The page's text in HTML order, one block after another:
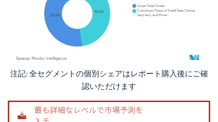
画像 © Mordor Intelligence。再利用にはCC BY 4.0の表示が必要です。
注記: 全セグメントの個別シェアはレポート購入後にご確
認いただけます